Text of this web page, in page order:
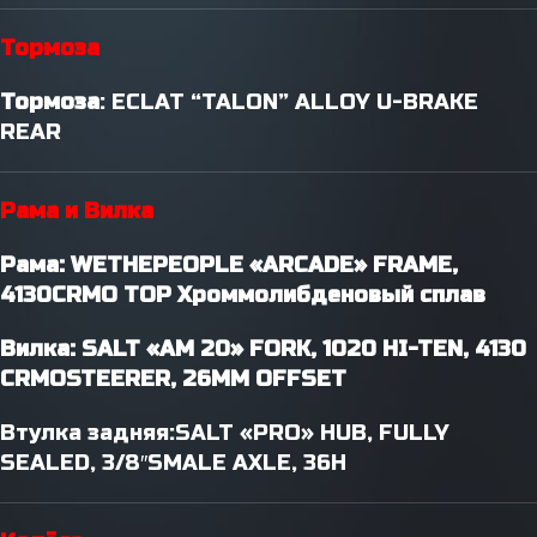
Тормоза
Тормоза: ECLAT “TALON” ALLOY U-BRAKE
REAR
Рама и Вилка
Рама: WETHEPEOPLE «ARCADE» FRAME,
4130CRMO TOP Хроммолибденовый сплав
Вилка: SALT «AM 20» FORK, 1020 HI-TEN, 4130
CRMOSTEERER, 26MM OFFSET
Втулка задняя:SALT «PRO» HUB, FULLY
SEALED, 3/8″SMALE AXLE, 36H